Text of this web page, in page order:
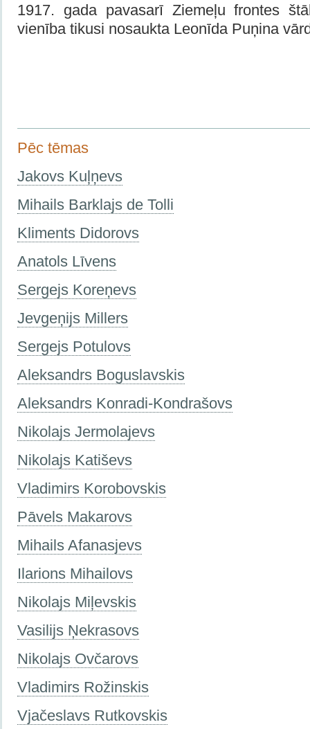
1917. gada pavasarī Ziemeļu frontes
vienība tikusi nosaukta Leonīda Puņina
Pēc tēmas
Jakovs Kuļņevs
Mihails Barklajs de Tolli
Kliments Didorovs
Anatols Līvens
Sergejs Koreņevs
Jevgeņijs Millers
Sergejs Potulovs
Aleksandrs Boguslavskis
Aleksandrs Konradi-Kondrašovs
Nikolajs Jermolajevs
Nikolajs Katiševs
Vladimirs Korobovskis
Pāvels Makarovs
Mihails Afanasjevs
Ilarions Mihailovs
Nikolajs Miļevskis
Vasilijs Ņekrasovs
Nikolajs Ovčarovs
Vladimirs Rožinskis
Vjačeslavs Rutkovskis